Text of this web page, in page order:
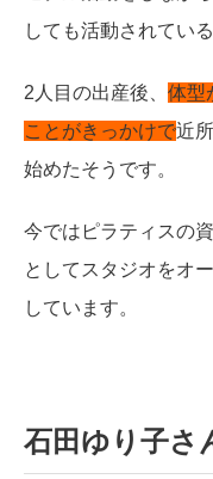
しても活動されてい
2人目の出産後、体型
ことがきっかけで近
始めたそうです。
今ではピラティスの
としてスタジオをオ
しています。
石田ゆり子さ